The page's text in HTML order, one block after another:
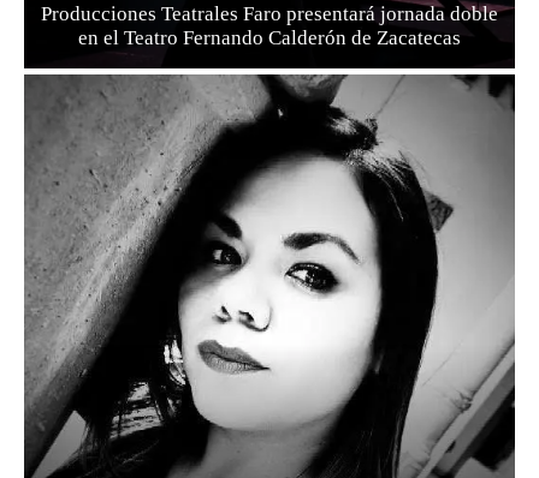
Producciones Teatrales Faro presentará jornada doble
en el Teatro Fernando Calderón de Zacatecas